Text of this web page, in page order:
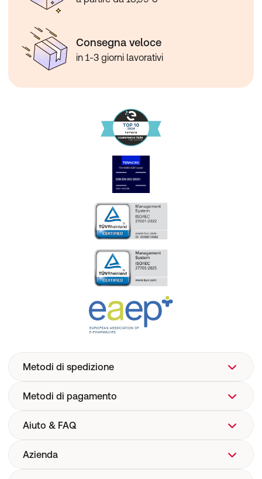
Consegna veloce
in 1-3 giorni lavorativi
Metodi di spedizione
Metodi di pagamento
Aiuto & FAQ
Aiuto
Azienda